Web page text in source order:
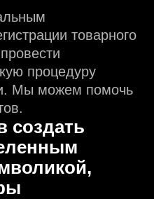
товарного
процедуру
Мы можем помочь
создать